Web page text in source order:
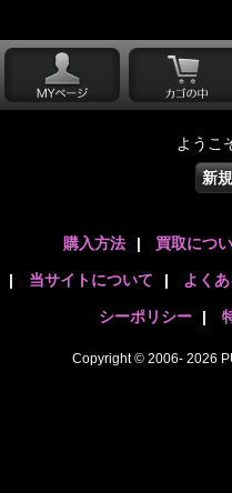
ようこ
新
購入方法 | 買取につ
| 当サイトについて | よく
シーポリシー |
Copyright © 2006- 2026